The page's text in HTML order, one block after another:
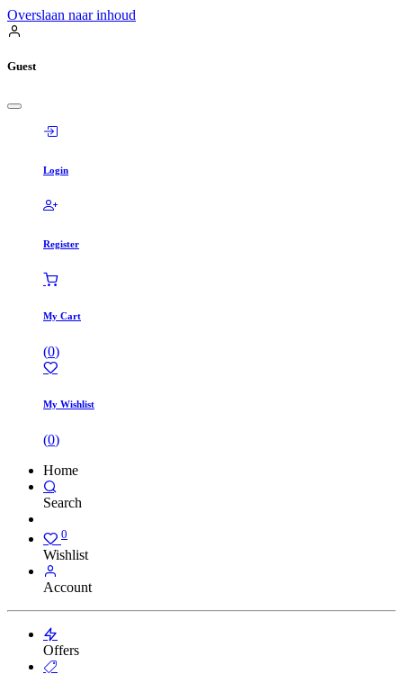
Overslaan naar inhoud
Guest
Login
Register
My Cart
(0)
My Wishlist
(0)
Home
Search
0
Wishlist
Account
Offers